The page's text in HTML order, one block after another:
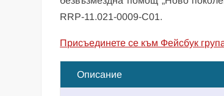
RRP-11.021-0009-C01.
Присъединете се към Фейсбук
Описание